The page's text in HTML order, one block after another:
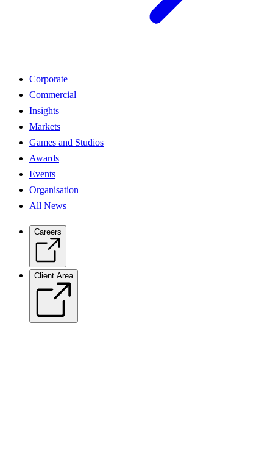
Corporate
Commercial
Insights
Markets
Games and Studios
Awards
Events
Organisation
All News
Careers
Client Area